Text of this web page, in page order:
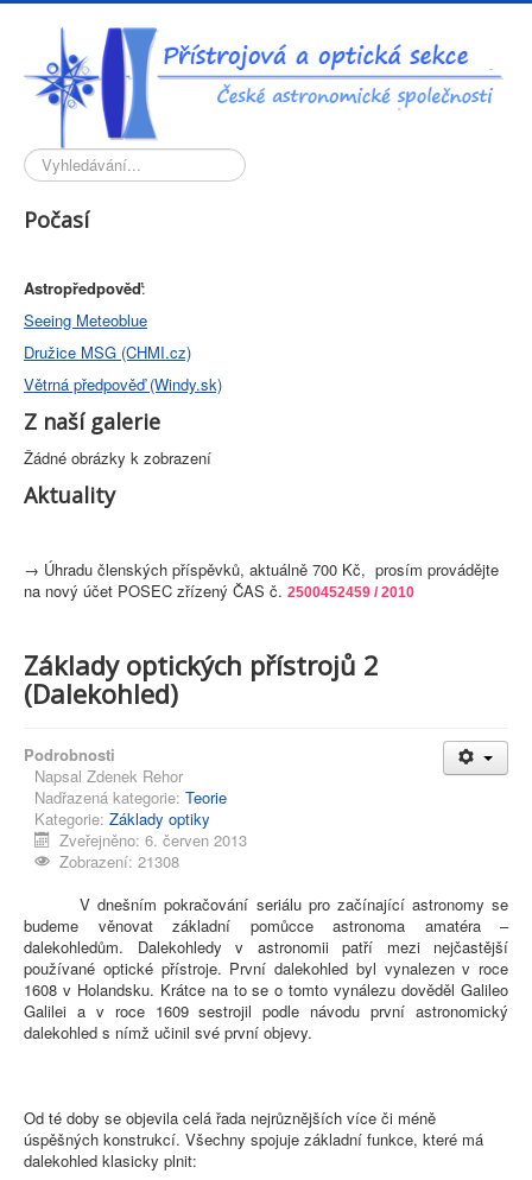
Vyhledávání...
Počasí
Astropředpověď:
Seeing Meteoblue
Družice MSG (CHMI.cz)
Větrná předpověď (Windy.sk)
Z naší galerie
Žádné obrázky k zobrazení
Aktuality
→ Úhradu členských příspěvků, aktuálně 700 Kč, prosím provádějte
na nový účet POSEC zřízený ČAS č. 2500452459 / 2010
Základy optických přístrojů 2
(Dalekohled)
Podrobnosti
Napsal Zdenek Rehor
Nadřazená kategorie: Teorie
Kategorie: Základy optiky
Zveřejněno: 6. červen 2013
Zobrazení: 21308
V dnešním pokračování seriálu pro začínající astronomy se
budeme věnovat základní pomůcce astronoma amatéra –
dalekohledům. Dalekohledy v astronomii patří mezi nejčastější
používané optické přístroje. První dalekohled byl vynalezen v roce
1608 v Holandsku. Krátce na to se o tomto vynálezu dověděl Galileo
Galilei a v roce 1609 sestrojil podle návodu první astronomický
dalekohled s nímž učinil své první objevy.
Od té doby se objevila celá řada nejrůznějších více či méně
úspěšných konstrukcí. Všechny spojuje základní funkce, které má
dalekohled klasicky plnit: